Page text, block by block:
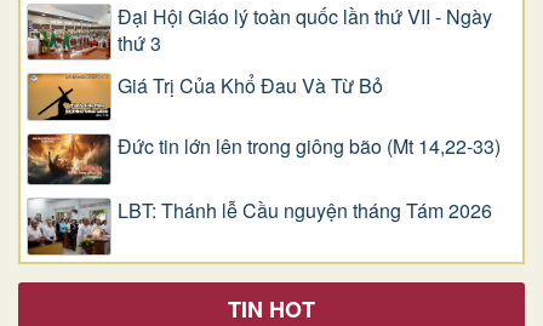
Đại Hội Giáo lý toàn quốc lần thứ VII - Ngày
thứ 3
Giá Trị Của Khổ Ðau Và Từ Bỏ
Đức tin lớn lên trong giông bão (Mt 14,22-33)
LBT: Thánh lễ Cầu nguyện tháng Tám 2026
TIN HOT